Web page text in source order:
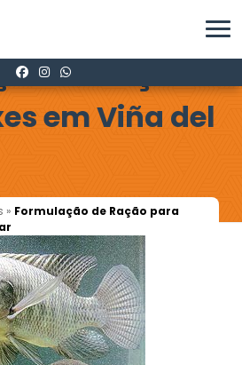
de Ração
em Viña del
» Formulação de Ração para